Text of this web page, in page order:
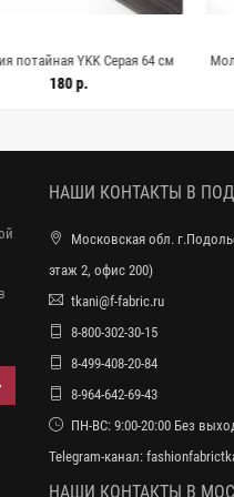
YKK Серая 64 см
Молния
59
НАШИ КОНТАКТЫ В
Московская обл.
этаж 2, офис 200)
tkani@f-fabric.ru
8-800-302-30-15
8-499-408-20-84
8-964-642-69-43
ПН-ВС: 9:00-20:00 Без
Telegram-канал:
НАШИ КОНТАКТЫ В